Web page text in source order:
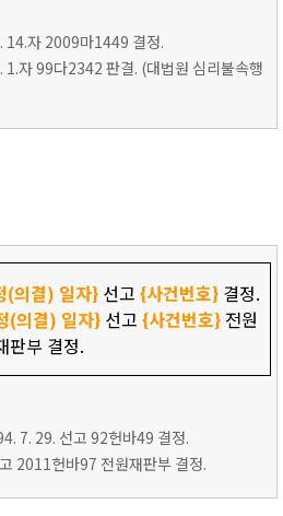
14.자 2009마1449 결정.
1.자 99다2342 판결. (대법원 심리불속행
(의결) 일자}선고 {사건번호}결정.
(의결) 일자}선고 {사건번호}전원
판부 결정.
7. 29. 선고 92헌바49 결정.
2011헌바97 전원재판부 결정.